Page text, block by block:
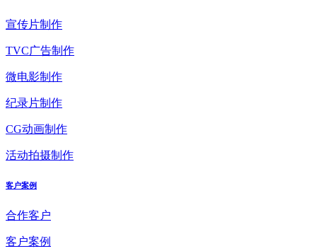
宣传片制作
TVC广告制作
微电影制作
纪录片制作
CG动画制作
活动拍摄制作
客户案例
合作客户
客户案例